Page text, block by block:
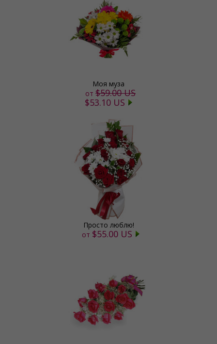
Моя муза
от $59.00 US
$53.10 US
Просто люблю!
от $55.00 US